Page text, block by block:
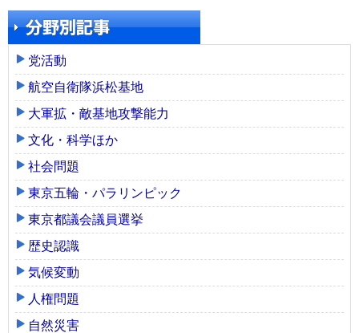
党活動
航空自衛隊浜松基地
大軍拡・敵基地攻撃能力
文化・科学ほか
社会問題
東京五輪・パラリンピック
東京都議会議員選挙
歴史認識
気候変動
人権問題
自然災害